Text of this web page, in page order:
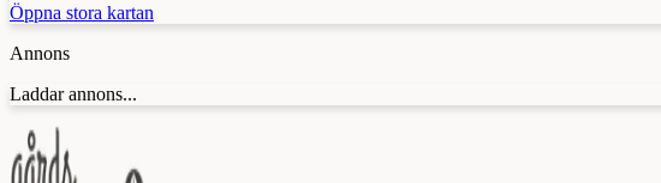
Öppna stora kartan
Annons
Laddar annons...